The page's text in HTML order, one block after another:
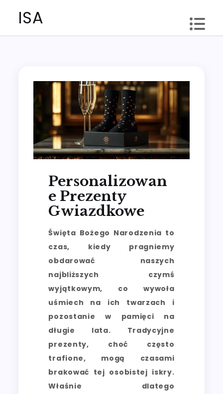
ISA
Personalizowan
E Prezenty
Gwiazdkowe
Święta Bożego Narodzenia to
czas, kiedy pragniemy
obdarować naszych
najbliższych czymś
wyjątkowym, co wywoła
uśmiech na ich twarzach i
pozostanie w pamięci na
długie lata. Tradycyjne
prezenty, choć często
trafione, mogą czasami
brakować tej osobistej iskry.
Właśnie dlatego